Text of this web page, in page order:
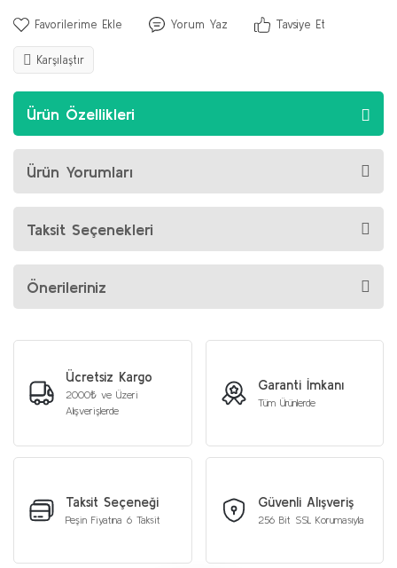
Yorum Yaz Tavsiye Et
Karşılaştır
Ürün Özellikleri
Ürün Yorumları
Taksit Seçenekleri
Önerileriniz
Ücretsiz Kargo
2000₺ ve Üzeri
Alışverişlerde
Garanti İmkanı
Tüm Ürünlerde
Taksit Seçeneği
Peşin Fiyatına 6 Taksit
Güvenli Alışveriş
256 Bit SSL Korumasıyla